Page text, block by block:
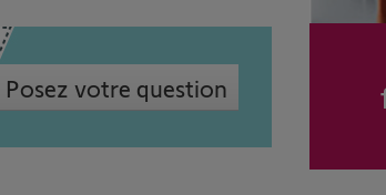
Posez votre question